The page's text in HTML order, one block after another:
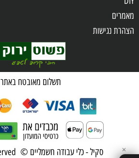
מאמרים
הצהרת נגישות
תשלום מאובטח באתר
סקיל - כלי עבודה חשמליים © All Rights Reserved ✕